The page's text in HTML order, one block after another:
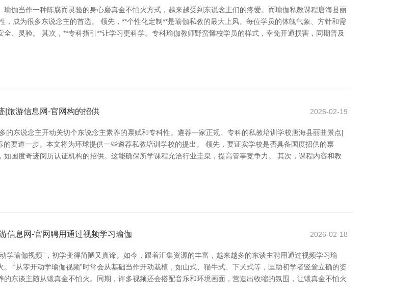
伽当作一种陈腐而灵验的身心磨真金不怕火方式，越来越受到东说念主们的疼爱。而瑜伽私教课程唐海县丽
成为很多东说念主的首选。 领先，**个性化定制**是瑜伽私教的最大上风。每位学员的体魄气象、方针和需
、灵验。 其次，**专科指引**让学习更科学。专科瑜伽教师野蛮雠校学员的样式，幸免开通损害，同期普及
|旅游信息网-官网构的招供 2026-02-19
的东说念主开动关切个东说念主素养的禀赋和专科性。遴荐一家正规、专科的私教培训学校唐海县丽曲景点|
要道一步。本文将为环球提供一些遴荐私教培训学校的提出。 领先，要证实学校是否具备国度招供的禀
国度奇迹阅历认证机构的招供。这能确保所学课程允洽行业圭臬，提高管事竞争力。 其次，课程内容和教
信息网-官网聘用通过视频学习瑜伽 2026-02-18
学瑜伽视频”，初学变得简陋又真谛。如今，跟着汇集资源的丰富，越来越多的东谈主聘用通过视频学习瑜
“从零开动学瑜伽视频”时常会从基础当作开动栽植，如山式、猫牛式、下犬式等，匡助初学者竖耸立确的姿
东谈主随从锻真金不怕火。同期，许多视频还会搭配音乐和环境画面，营造出收缩的氛围，让锻真金不怕火